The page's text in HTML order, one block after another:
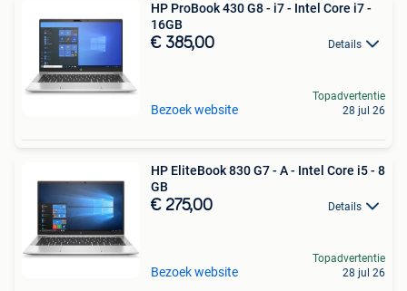
HP ProBook 430 G8 - i7 - Intel Core i7 -
16GB
€ 385,00 Details
Bezoek website
Topadvertentie
28 jul 26
HP EliteBook 830 G7 - A - Intel Core i5 - 8
GB
€ 275,00 Details
Bezoek website
Topadvertentie
28 jul 26